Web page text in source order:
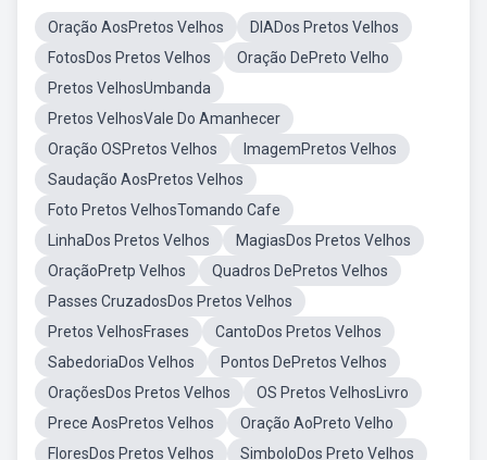
Oração AosPretos Velhos
DIADos Pretos Velhos
FotosDos Pretos Velhos
Oração DePreto Velho
Pretos VelhosUmbanda
Pretos VelhosVale Do Amanhecer
Oração OSPretos Velhos
ImagemPretos Velhos
Saudação AosPretos Velhos
Foto Pretos VelhosTomando Cafe
LinhaDos Pretos Velhos
MagiasDos Pretos Velhos
OraçãoPretp Velhos
Quadros DePretos Velhos
Passes CruzadosDos Pretos Velhos
Pretos VelhosFrases
CantoDos Pretos Velhos
SabedoriaDos Velhos
Pontos DePretos Velhos
OraçõesDos Pretos Velhos
OS Pretos VelhosLivro
Prece AosPretos Velhos
Oração AoPreto Velho
FloresDos Pretos Velhos
SimboloDos Preto Velhos